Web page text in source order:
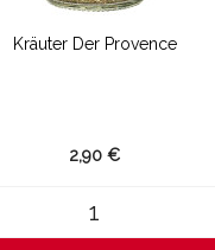
Kräuter Der Provence
2,90 €